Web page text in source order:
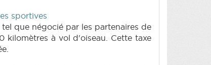
sportives
que négocié par les partenaires de
à vol d'oiseau. Cette taxe